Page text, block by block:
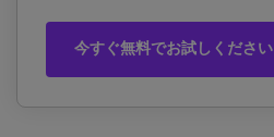
今すぐ無料でお試しください